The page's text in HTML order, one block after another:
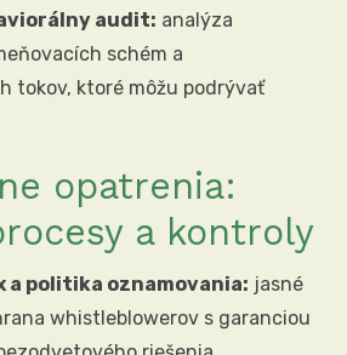
audit: analýza
schém a
tokov, ktoré môžu podrývať
opatrenia:
a kontroly
a politika oznamovania: jasné
whistleblowerov s garanciou